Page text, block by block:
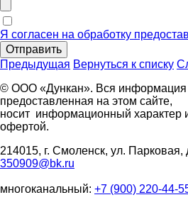
Я согласен на обработку
Отправить
Предыдущая Вернуться к списку
© ООО «Дункан». Вся информация
предоставленная на этом сайте,
носит информационный характер
офертой.
214015, г. Смоленск, ул. Парковая,
350909@bk.ru
многоканальный: +7 (900) 220-44-